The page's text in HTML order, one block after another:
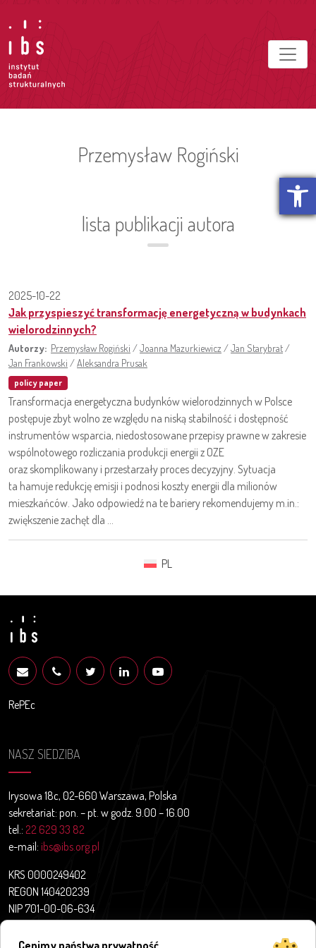
Otwórz
Przemysław Rogiński
lista publikacji autora
2025-10-22
Jak przyspieszyć transformację energetyczną w budynkach
wielorodzinnych?
Autorzy: Przemysław Rogiński /Joanna Mazurkiewicz /Jan Starybrat /
Jan Frankowski /Aleksandra Prusak
policy paper
Transformacja energetyczna budynków wielorodzinnych w Polsce
postępuje zbyt wolno ze względu na niską stabilność i dostępność
instrumentów wsparcia, niedostosowane przepisy prawne w zakresie
wspólnotowego rozliczania produkcji energii z OZE
oraz skomplikowany i przestarzały proces decyzyjny. Sytuacja
ta hamuje redukcję emisji i podnosi koszty energii dla milionów
mieszkańców. Jako odpowiedź na te bariery rekomendujemy m.in.:
zwiększenie zachęt dla ...
Cenimy państwa prywatność
PL
RePEc
NASZ SIEDZIBA
Irysowa 18c, 02-660 Warszawa, Polska
sekretariat: pon. – pt. w godz. 9.00 – 16.00
tel.: 22 629 33 82
e-mail: ibs@ibs.org.pl
KRS 0000249402
REGON 140420239
NIP 701-00-06-634